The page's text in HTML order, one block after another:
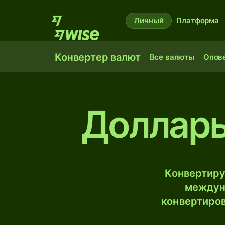
Личный Платформа
Конвертер валют Все валюты